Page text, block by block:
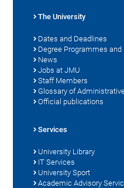
The University
Dates and Deadlines
Degree Programmes and
News
Jobs at JMU
Staff Members
Glossary of
Official publications
Services
University Library
IT Services
University Sport
Academic Advisory